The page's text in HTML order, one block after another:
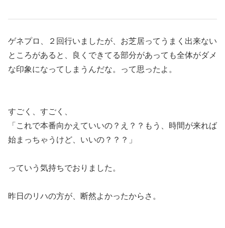
ゲネプロ、２回行いましたが、お芝居ってうまく出来ない
ところがあると、良くできてる部分があっても全体がダメ
な印象になってしまうんだな。って思ったよ。
すごく、すごく、
「これで本番向かえていいの？え？？もう、時間が来れば
始まっちゃうけど、いいの？？？」
っていう気持ちでおりました。
昨日のリハの方が、断然よかったからさ。